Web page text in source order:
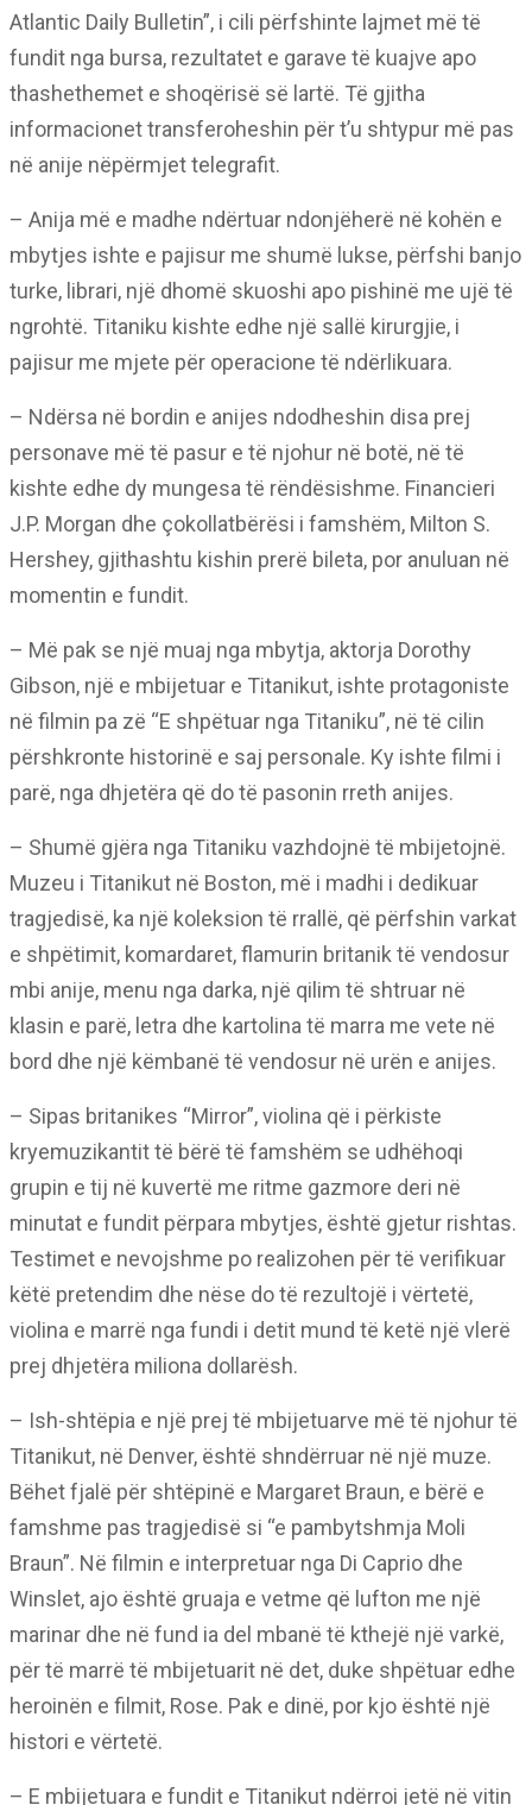
Atlantic Daily Bulletin”, i cili përfshinte lajmet më të
fundit nga bursa, rezultatet e garave të kuajve apo
thashethemet e shoqërisë së lartë. Të gjitha
informacionet transferoheshin për t’u shtypur më pas
në anije nëpërmjet telegrafit.
– Anija më e madhe ndërtuar ndonjëherë në kohën e
mbytjes ishte e pajisur me shumë lukse, përfshi banjo
turke, librari, një dhomë skuoshi apo pishinë me ujë të
ngrohtë. Titaniku kishte edhe një sallë kirurgjie, i
pajisur me mjete për operacione të ndërlikuara.
– Ndërsa në bordin e anijes ndodheshin disa prej
personave më të pasur e të njohur në botë, në të
kishte edhe dy mungesa të rëndësishme. Financieri
J.P. Morgan dhe çokollatbërësi i famshëm, Milton S.
Hershey, gjithashtu kishin prerë bileta, por anuluan në
momentin e fundit.
– Më pak se një muaj nga mbytja, aktorja Dorothy
Gibson, një e mbijetuar e Titanikut, ishte protagoniste
në filmin pa zë “E shpëtuar nga Titaniku”, në të cilin
përshkronte historinë e saj personale. Ky ishte filmi i
parë, nga dhjetëra që do të pasonin rreth anijes.
– Shumë gjëra nga Titaniku vazhdojnë të mbijetojnë.
Muzeu i Titanikut në Boston, më i madhi i dedikuar
tragjedisë, ka një koleksion të rrallë, që përfshin varkat
e shpëtimit, komardaret, flamurin britanik të vendosur
mbi anije, menu nga darka, një qilim të shtruar në
klasin e parë, letra dhe kartolina të marra me vete në
bord dhe një këmbanë të vendosur në urën e anijes.
– Sipas britanikes “Mirror”, violina që i përkiste
kryemuzikantit të bërë të famshëm se udhëhoqi
grupin e tij në kuvertë me ritme gazmore deri në
minutat e fundit përpara mbytjes, është gjetur rishtas.
Testimet e nevojshme po realizohen për të verifikuar
këtë pretendim dhe nëse do të rezultojë i vërtetë,
violina e marrë nga fundi i detit mund të ketë një vlerë
prej dhjetëra miliona dollarësh.
– Ish-shtëpia e një prej të mbijetuarve më të njohur të
Titanikut, në Denver, është shndërruar në një muze.
Bëhet fjalë për shtëpinë e Margaret Braun, e bërë e
famshme pas tragjedisë si “e pambytshmja Moli
Braun”. Në filmin e interpretuar nga Di Caprio dhe
Winslet, ajo është gruaja e vetme që lufton me një
marinar dhe në fund ia del mbanë të kthejë një varkë,
për të marrë të mbijetuarit në det, duke shpëtuar edhe
heroinën e filmit, Rose. Pak e dinë, por kjo është një
histori e vërtetë.
– E mbijetuara e fundit e Titanikut ndërroi jetë në vitin